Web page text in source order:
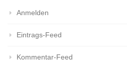
Anmelden
Eintrags-Feed
Kommentar-Feed